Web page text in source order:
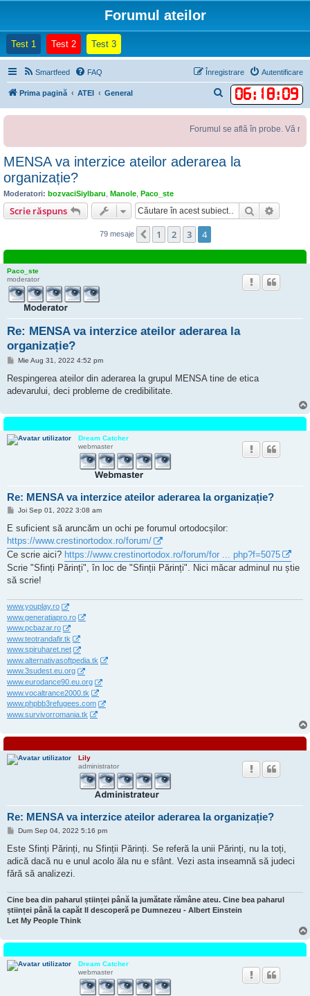
Forumul ateilor
Test 1 (Opens a new tab)
Test 2(Opens a new tab)
Test 3(Opens a new tab)
Smartfeed FAQ Autentificare
Înregistrare
Prima pagină ATEI General 06: 18:09
ă
u
a
Forumul se află în probe. Vă
MENSA va interzice ateilor aderarea la
organizație?
Moderatori: bozvaciSiylbaru Manole Paco_ste
Scrie răspuns Căutare
79 mesaje Anterior
1 2 3 4
Paco_ste
moderator
Re: MENSA va interzice ateilor aderarea la
organizație?
M
s
j
Mie Aug 31, 2022 4:52 pm
Respingerea ateilor din aderarea la grupul MENSA tine de etica
adevarului, deci probleme de credibilitate.
Dream Catcher
webmaster
Re: MENSA va interzice ateilor aderarea la organizație?
M
s
j
Joi Sep 01, 2022 3:08 am
E suficient să aruncăm un ochi pe forumul ortodocșilor:
https://www.crestinortodox.ro/forum/
Ce scrie aici? https://www.crestinortodox.ro/forum/for ... php?f=5075
Scrie "Sfinți Părinți", în loc de "Sfinții Părinți". Nici măcar adminul nu știe
să scrie!
www.youplay.ro
www.generatiapro.ro
www.pcbazar.ro
www.teotrandafir.tk
www.spiruharet.net
www.alternativasoftpedia.tk
www.3sudest.eu.org
www.eurodance90.eu.org
www.vocaltrance2000.tk
www.phpbb3refugees.com
www.survivorromania.tk
Lily
administrator
Re: MENSA va interzice ateilor aderarea la organizație?
M
s
j
Dum Sep 04, 2022 5:16 pm
Este Sfinți Părinți, nu Sfinții Părinți. Se referă la unii Părinți, nu la toți,
adică dacă nu e unul acolo ăla nu e sfânt. Vezi asta inseamnă să judeci
fără să analizezi.
Cine bea din paharul științei până la jumătate rămâne ateu. Cine bea paharul
științei până la capăt Il descoperă pe Dumnezeu - Albert Einstein
Let My People Think
Dream Catcher
webmaster